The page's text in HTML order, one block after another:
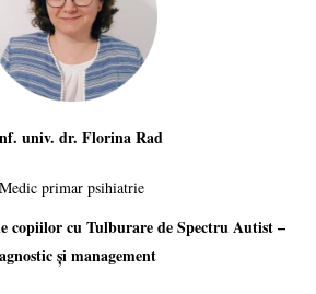
univ. dr. Florina Rad
Medic primar psihiatrie
copiilor cu Tulburare de Spectru Autist –
și management